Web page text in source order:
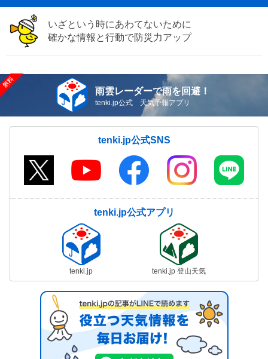
いざという時にあわてないために
確かな情報と行動で防災力アップ
雨雲レーダーで雨を回避！
tenki.jp公式 天気予報アプリ
tenki.jp公式SNS
tenki.jp公式アプリ
tenki.jp tenki.jp 登山天気